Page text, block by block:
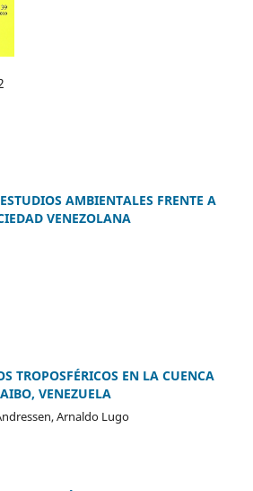
AMBIENTALES FRENTE A
VENEZOLANA
TROPOSFÉRICOS EN LA CUENCA
VENEZUELA
Arnaldo Lugo